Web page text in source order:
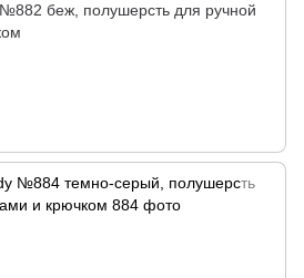
беж, полушерсть для ручной